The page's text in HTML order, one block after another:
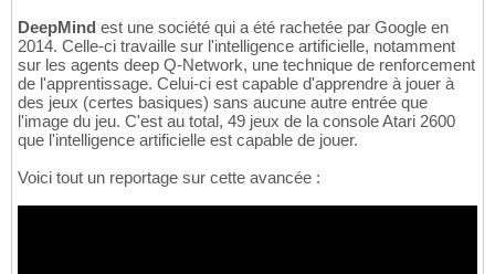
DeepMind est une société qui a été rachetée par Google en
2014. Celle-ci travaille sur l'intelligence artificielle, notamment
sur les agents deep Q-Network, une technique de renforcement
de l'apprentissage. Celui-ci est capable d'apprendre à jouer à
des jeux (certes basiques) sans aucune autre entrée que
l'image du jeu. C'est au total, 49 jeux de la console Atari 2600
que l'intelligence artificielle est capable de jouer.
Voici tout un reportage sur cette avancée :